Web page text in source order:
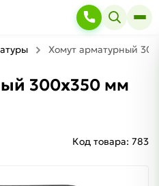
Хомут арматурный
300х350 мм
Код товара: 783